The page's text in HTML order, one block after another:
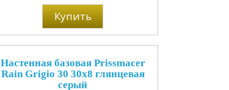
Купить
Настенная базовая Prissmacer
Rain Grigio 30 30x8 глянцевая
серый